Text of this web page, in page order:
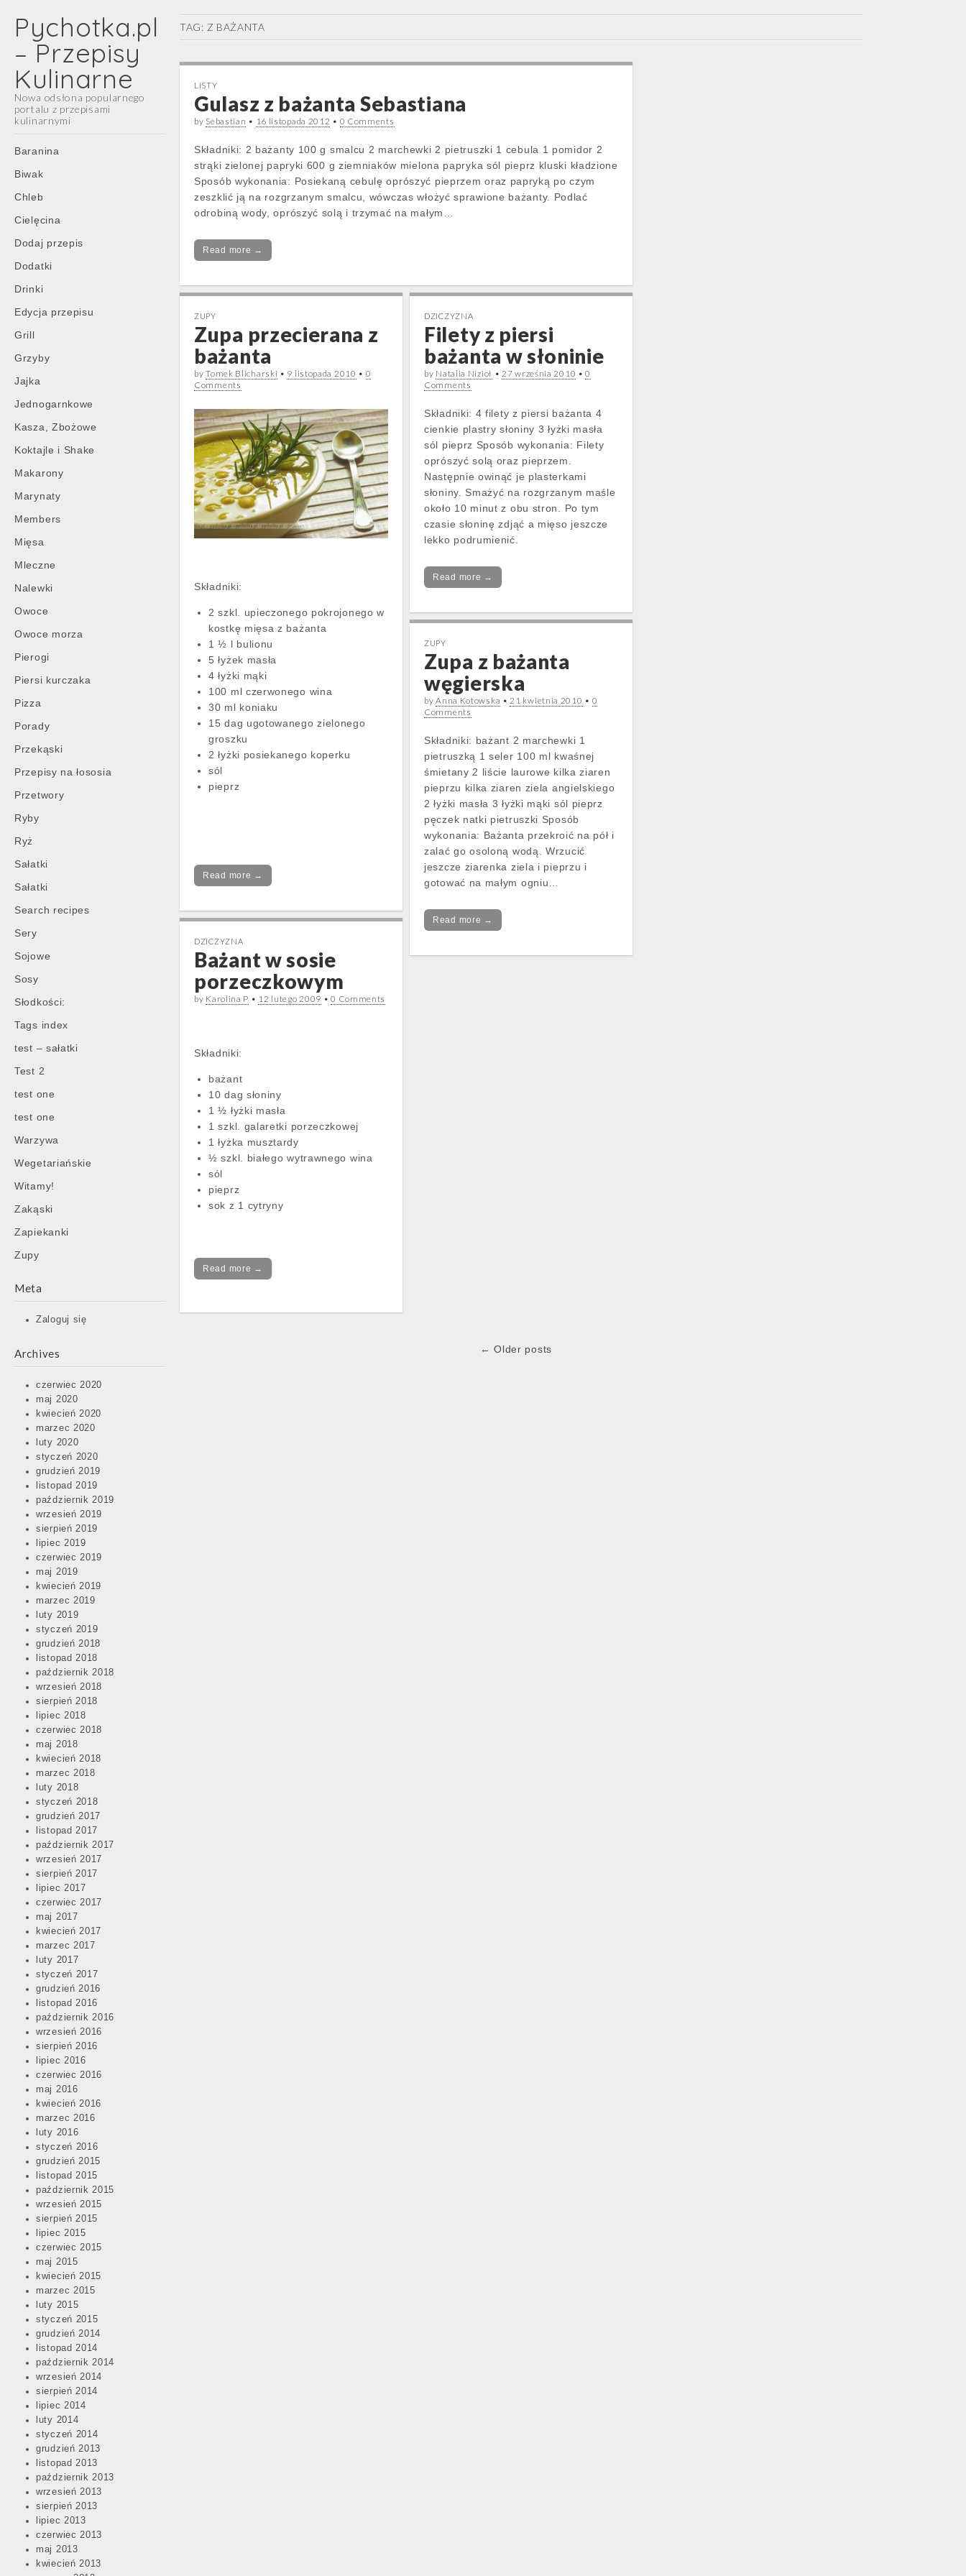
Pychotka.pl
– Przepisy
Kulinarne
Nowa odsłona popularnego
portalu z przepisami
kulinarnymi
Main
menu
Skip
content
Baranina
Biwak
Chleb
Cielęcina
Dodaj przepis
Dodatki
Drinki
Edycja przepisu
Grill
Grzyby
Jajka
Jednogarnkowe
Kasza, Zbożowe
Koktajle i Shake
Makarony
Marynaty
Members
Mięsa
Mleczne
Nalewki
Owoce
Owoce morza
Pierogi
Piersi kurczaka
Pizza
Porady
Przekąski
Przepisy na łososia
Przetwory
Ryby
Ryż
Sałatki
Sałatki
Search recipes
Sery
Sojowe
Sosy
Słodkości:
Tags index
test – sałatki
Test 2
test one
test one
Warzywa
Wegetariańskie
Witamy!
Zakąski
Zapiekanki
Zupy
Meta
Zaloguj się
Archives
czerwiec 2020
maj 2020
kwiecień 2020
marzec 2020
luty 2020
styczeń 2020
grudzień 2019
listopad 2019
październik 2019
wrzesień 2019
sierpień 2019
lipiec 2019
czerwiec 2019
maj 2019
kwiecień 2019
marzec 2019
luty 2019
styczeń 2019
grudzień 2018
listopad 2018
październik 2018
wrzesień 2018
sierpień 2018
lipiec 2018
czerwiec 2018
maj 2018
kwiecień 2018
marzec 2018
luty 2018
styczeń 2018
grudzień 2017
listopad 2017
październik 2017
wrzesień 2017
sierpień 2017
lipiec 2017
czerwiec 2017
maj 2017
kwiecień 2017
marzec 2017
luty 2017
styczeń 2017
grudzień 2016
listopad 2016
październik 2016
wrzesień 2016
sierpień 2016
lipiec 2016
czerwiec 2016
maj 2016
kwiecień 2016
marzec 2016
luty 2016
styczeń 2016
grudzień 2015
listopad 2015
październik 2015
wrzesień 2015
sierpień 2015
lipiec 2015
czerwiec 2015
maj 2015
kwiecień 2015
marzec 2015
luty 2015
styczeń 2015
grudzień 2014
listopad 2014
październik 2014
wrzesień 2014
sierpień 2014
lipiec 2014
luty 2014
styczeń 2014
grudzień 2013
listopad 2013
październik 2013
wrzesień 2013
sierpień 2013
lipiec 2013
czerwiec 2013
maj 2013
kwiecień 2013
TAG: Z BAŻANTA
LISTY
Gulasz z bażanta Sebastiana
by Sebastian • 16 listopada 2012 • 0 Comments
Składniki: 2 bażanty 100 g smalcu 2 marchewki 2 pietruszki 1 cebula 1 pomidor 2
strąki zielonej papryki 600 g ziemniaków mielona papryka sól pieprz kluski kładzione
Sposób wykonania: Posiekaną cebulę oprószyć pieprzem oraz papryką po czym
zeszklić ją na rozgrzanym smalcu, wówczas włożyć sprawione bażanty. Podlać
odrobiną wody, oprószyć solą i trzymać na małym…
Read more →
ZUPY
Zupa przecierana z
bażanta
byTomek Blicharski • 9 listopada 2010 • 0
Comments
Składniki:
2 szkl. upieczonego pokrojonego w
kostkę mięsa z bażanta
1 ½ l bulionu
5 łyżek masła
4 łyżki mąki
100 ml czerwonego wina
30 ml koniaku
15 dag ugotowanego zielonego
groszku
2 łyżki posiekanego koperku
sól
pieprz
Read more →
DZICZYZNA
Filety z piersi
bażanta w słoninie
by Natalia Nizioł •27 września 2010 •0
Comments
Składniki: 4 filety z piersi bażanta 4
cienkie plastry słoniny 3 łyżki masła
sól pieprz Sposób wykonania: Filety
oprószyć solą oraz pieprzem.
Następnie owinąć je plasterkami
słoniny. Smażyć na rozgrzanym maśle
około 10 minut z obu stron. Po tym
czasie słoninę zdjąć a mięso jeszcze
lekko podrumienić.
Read more →
ZUPY
Zupa z bażanta
węgierska
byAnna Kotowska •21 kwietnia 2010 • 0
Comments
Składniki: bażant 2 marchewki 1
pietruszką 1 seler 100 ml kwaśnej
śmietany 2 liście laurowe kilka ziaren
pieprzu kilka ziaren ziela angielskiego
2 łyżki masła 3 łyżki mąki sól pieprz
pęczek natki pietruszki Sposób
wykonania: Bażanta przekroić na pół i
zalać go osoloną wodą. Wrzucić
jeszcze ziarenka ziela i pieprzu i
gotować na małym ogniu…
Read more →
DZICZYZNA
Bażant w sosie
porzeczkowym
by Karolina P • 12 lutego 2009 •0 Comments
Składniki:
bażant
10 dag słoniny
1 ½ łyżki masła
1 szkl. galaretki porzeczkowej
1 łyżka musztardy
½ szkl. białego wytrawnego wina
sól
pieprz
sok z 1 cytryny
Read more →
← Older posts